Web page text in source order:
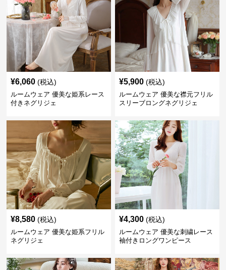
¥6,060 (税込)
ルームウェア 優美な姫系レース
付きネグリジェ
¥5,900 (税込)
ルームウェア 優美な襟元フリル
スリーブロングネグリジェ
¥8,580 (税込)
ルームウェア 優美な姫系フリル
ネグリジェ
¥4,300 (税込)
ルームウェア 優美な刺繍レース
袖付きロングワンピース